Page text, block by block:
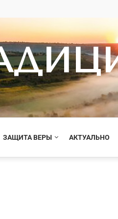
ЗАЩИТА ВЕРЫ АКТУАЛЬНО